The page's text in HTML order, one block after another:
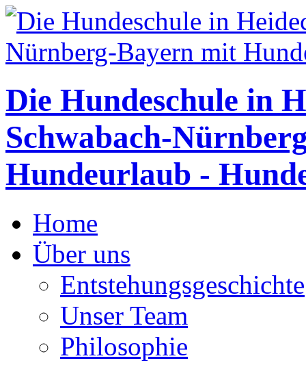
Die Hundeschule in
Schwabach-
Hundeurlaub -
Home
Über uns
Entstehungsgeschichte
Unser Team
Philosophie